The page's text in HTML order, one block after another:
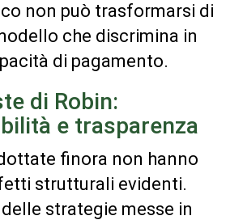
non può trasformarsi di
che discrimina in
di pagamento.
di Robin:
e trasparenza
finora non hanno
strutturali evidenti.
delle strategie messe in